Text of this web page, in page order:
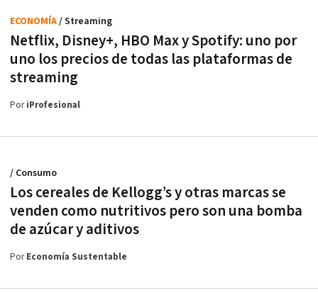
Netflix, Disney+, HBO Max y Spotify: uno por
uno los precios de todas las plataformas de
streaming
ECONOMÍA/ Streaming
PoriProfesional
Los cereales de Kellogg’s y otras marcas se
venden como nutritivos pero son una bomba
de azúcar y aditivos
/ Consumo
PorEconomía Sustentable